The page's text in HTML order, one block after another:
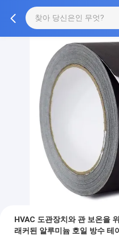
HVAC 도관장치와 관 보온을
래커된 알루미늄 호일 방수 테